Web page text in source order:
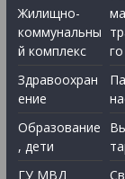
Жилищно-
коммунальны
й комплекс
Здравоохран
ение
Образование
, дети
ГУ МВД